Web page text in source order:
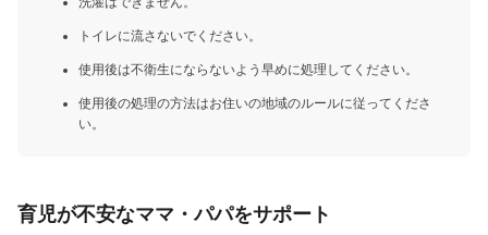
トイレに流さないでください。
使用後は不衛生にならないよう早めに処理してください。
使用後の処理の方法はお住いの地域のルールに従ってくださ
い。
育児が不安なママ・パパをサポート